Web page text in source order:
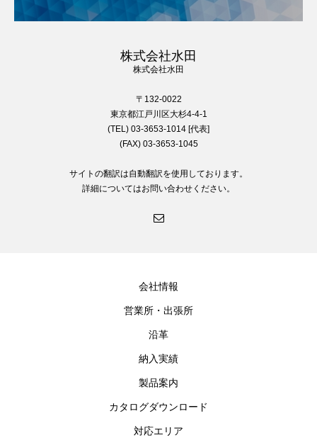
株式会社水田
株式会社水田
〒132-0022
東京都江戸川区大杉4-4-1
(TEL) 03-3653-1014 [代表]
(FAX) 03-3653-1045
サイトの翻訳は自動翻訳を使用しております。
詳細についてはお問い合わせください。
会社情報
営業所・出張所
沿革
納入実績
製品案内
カタログダウンロード
対応エリア